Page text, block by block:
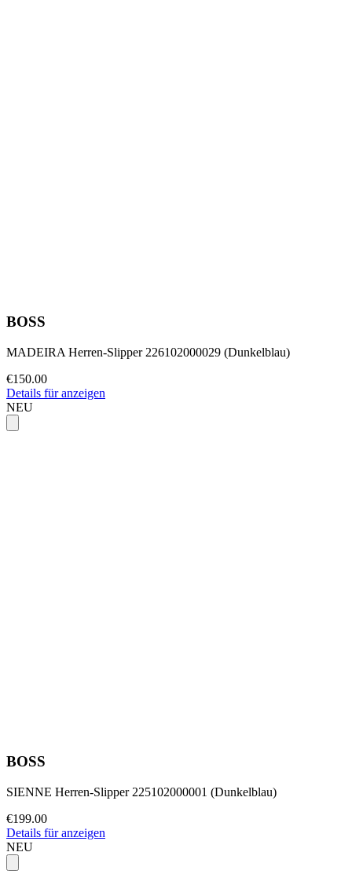
BOSS
MADEIRA Herren-Slipper 226102000029 (Dunkelblau)
€150.00
Details für anzeigen
NEU
BOSS
SIENNE Herren-Slipper 225102000001 (Dunkelblau)
€199.00
Details für anzeigen
NEU